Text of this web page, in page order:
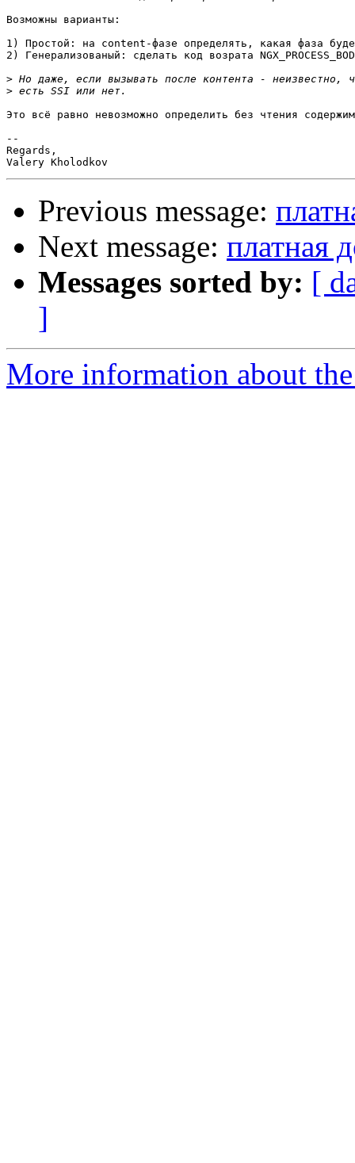
Возможны варианты:
1) Простой: на content-фазе определять, какая фаза
2) Генерализованый: сделать код возрата
>
>
Это всё равно невозможно определить без чтения
--
Regards,
Previous message:
Next message: платная
Messages sorted by: [
]
More information about